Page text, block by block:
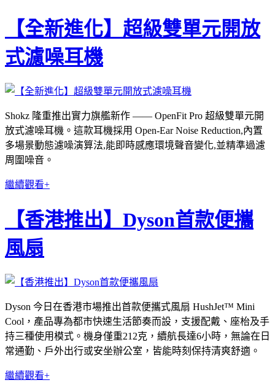
【全新進化】超級雙單元開放
式濾噪耳機
Shokz 隆重推出實力旗艦新作 —— OpenFit Pro 超級雙單元開
放式濾噪耳機。這款耳機採用 Open-Ear Noise Reduction,內置
多場景動態濾噪演算法,能即時感應環境聲音變化,並精準過濾
周圍噪音。
繼續觀看+
【香港推出】Dyson首款便攜
風扇
Dyson 今日在香港市場推出首款便攜式風扇 HushJet™ Mini
Cool，產品專為都市快速生活節奏而設，支援配戴、座枱及手
持三種使用模式。機身僅重212克，續航長達6小時，無論在日
常通勤、戶外出行或安坐辦公室，皆能時刻保持清爽舒適。
繼續觀看+